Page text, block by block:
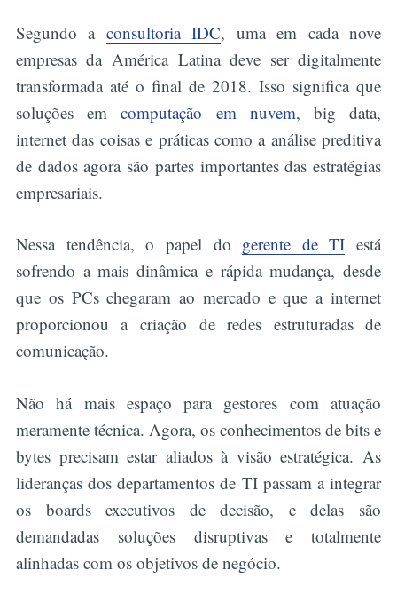
Segundo a consultoria IDC, uma em cada nove
empresas da América Latina deve ser digitalmente
transformada até o final de 2018. Isso significa que
soluções emcomputação em nuvem, big data,
internet das coisas e práticas como a análise preditiva
de dados agora são partes importantes das estratégias
empresariais.
Nessa tendência, o papel do gerente de TI está
sofrendo a mais dinâmica e rápida mudança, desde
que os PCs chegaram ao mercado e que a internet
proporcionou a criação de redes estruturadas de
comunicação.
Não há mais espaço para gestores com atuação
meramente técnica. Agora, os conhecimentos de bits e
bytes precisam estar aliados à visão estratégica. As
lideranças dos departamentos de TI passam a integrar
os boards executivos de decisão, e delas são
demandadas soluções disruptivas e totalmente
alinhadas com os objetivos de negócio.